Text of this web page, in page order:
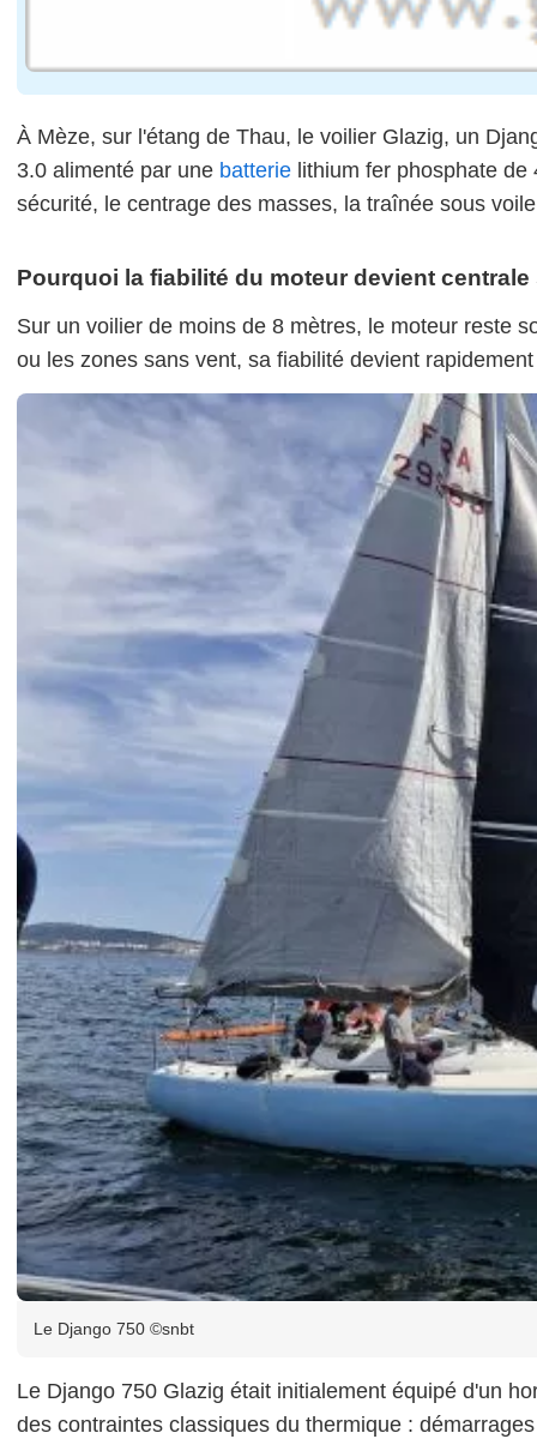
À Mèze, sur l'étang de Thau, le voilier Glazig, un
3.0 alimenté par une batterie lithium fer phosphate
sécurité, le centrage des masses, la traînée sous
Pourquoi la fiabilité du moteur devient
Sur un voilier de moins de 8 mètres, le moteur reste
ou les zones sans vent, sa fiabilité devient
Le Django 750 ©snbt
Le Django 750 Glazig était initialement équipé d'un
des contraintes classiques du thermique :